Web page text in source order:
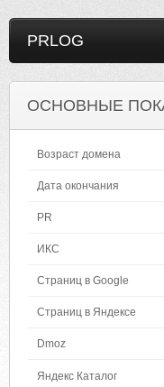
PRLOG
ОСНОВНЫЕ
Возраст домена
Дата окончания
PR
ИКС
Страниц в Google
Страниц в Яндексе
Dmoz
Яндекс Каталог